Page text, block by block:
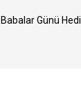
Babalar Günü